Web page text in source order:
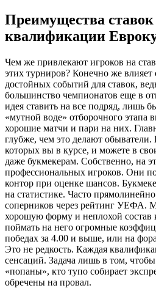
Преимущества ставок
квалификации
Чем же привлекают игроков на
этих турниров? Конечно же влияет
достойных событий для ставок,
большинство чемпионатов еще в
идея ставить на все подряд, лишь
«мутной воде» отборочного этапа
хорошие матчи и пари на них.
глубже, чем это делают
которых вы в курсе, и можете в
даже букмекерам. Собственно, на
профессиональных игроков. Они
контор при оценке шансов.
на статистике. Часто
соперников через рейтинг УЕФА.
хорошую форму и неплохой состав
поймать на него огромные
победах за 4.00 и выше, или на
Это не редкость. Каждая
сенсаций. Задача лишь в том,
«попаны», кто тупо собирает
обречены на провал.